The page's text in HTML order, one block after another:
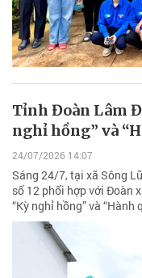
Tỉnh Đoàn Lâm
nghỉ hồng” và
24/07/2026 14:07
Sáng 24/7, tại xã Sông
số 12 phối hợp với Đoàn
“Kỳ nghỉ hồng” và “Hành